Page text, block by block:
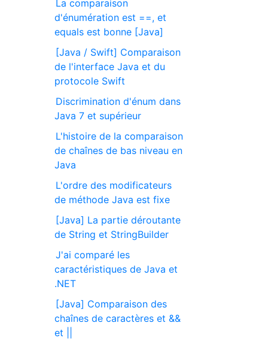
La comparaison
d'énumération est ==, et
equals est bonne [Java]
[Java / Swift] Comparaison
de l'interface Java et du
protocole Swift
Discrimination d'énum dans
Java 7 et supérieur
L'histoire de la comparaison
de chaînes de bas niveau en
Java
L'ordre des modificateurs
de méthode Java est fixe
[Java] La partie déroutante
de String et StringBuilder
J'ai comparé les
caractéristiques de Java et
.NET
[Java] Comparaison des
chaînes de caractères et &&
et ||